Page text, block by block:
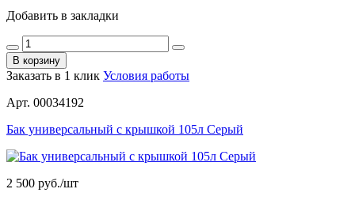
Добавить в закладки
В корзину
Заказать в 1 клик Условия работы
Арт. 00034192
Бак универсальный с крышкой 105л Серый
2 500 руб./шт